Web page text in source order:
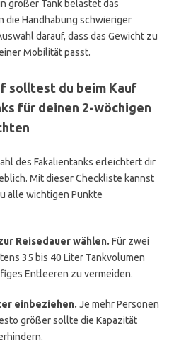
großer Tank belastet das
die Handhabung schwieriger
darauf, dass das Gewicht zu
Mobilität passt.
solltest du beim Kauf
für deinen 2-wöchigen
des Fäkalientanks erleichtert dir
Mit dieser Checkliste kannst
alle wichtigen Punkte
Reisedauer wählen. Für zwei
35 bis 40 Liter Tankvolumen
Entleeren zu vermeiden.
einbeziehen. Je mehr Personen
größer sollte die Kapazität